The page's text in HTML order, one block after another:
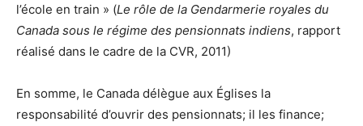
l’école en train » (Le rôle de la Gendarmerie royales du
Canada sous le régime des pensionnats indiens, rapport
réalisé dans le cadre de la CVR, 2011)
En somme, le Canada délègue aux Églises la
responsabilité d’ouvrir des pensionnats; il les finance;